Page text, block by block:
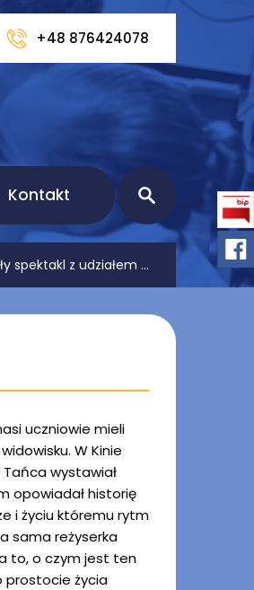
+48 876424078
Kontakt
spektakl z udziałem ...
uczniowie mieli
W Kinie
wystawiał
opowiadał historię
i życiu któremu rytm
sama reżyserka
to, o czym jest ten
prostocie życia